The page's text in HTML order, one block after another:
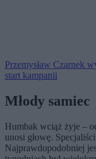
Przemysław Czarnek
start kampanii
Młody samiec
Humbak wciąż żyje –
unosi głowę.
Najprawdopodobniej